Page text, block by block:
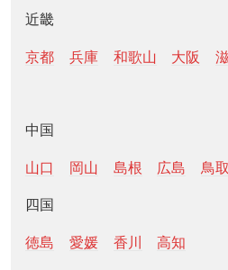
近畿
京都 兵庫 和歌山 大阪
中国
山口 岡山 島根 広島 鳥取
四国
徳島 愛媛 香川 高知